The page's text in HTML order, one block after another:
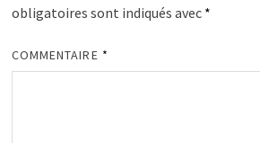
obligatoires sont indiqués avec *
COMMENTAIRE *